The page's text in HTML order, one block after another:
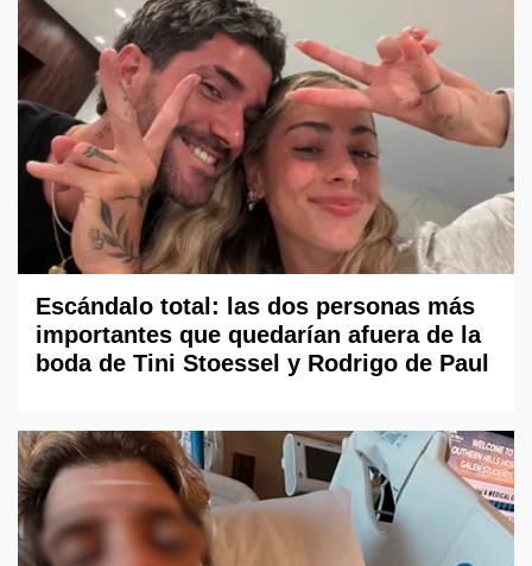
Escándalo total: las dos personas más
importantes que quedarían afuera de la
boda de Tini Stoessel y Rodrigo de Paul